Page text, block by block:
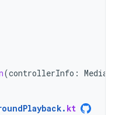
(controllerInfo :
. kt